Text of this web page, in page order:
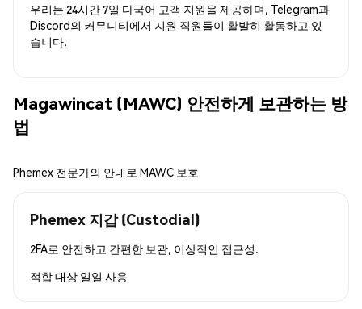
우리는 24시간 7일 다국어 고객 지원을 제공하며, Telegram과
Discord의 커뮤니티에서 지원 직원들이 활발히 활동하고 있
습니다.
Magawincat (MAWC) 안전하게 보관하는 방
법
Phemex 전문가의 안내로 MAWC 보호
Phemex 지갑 (Custodial)
2FA로 안전하고 간편한 보관, 이상적인 접근성.
적합 대상 일일 사용